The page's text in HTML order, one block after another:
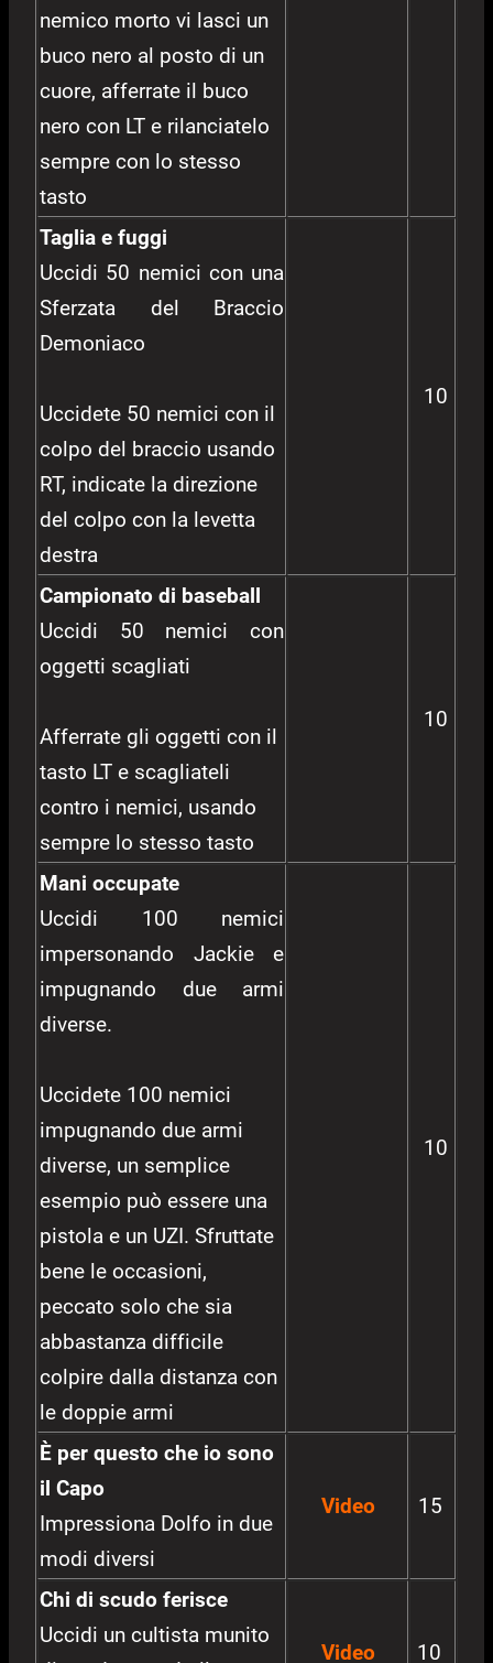
nemico morto vi lasci un
buco nero al posto di un
cuore, afferrate il buco
nero con LT e rilanciatelo
sempre con lo stesso
tasto
Taglia e fuggi
Uccidi 50 nemici con una
Sferzata del Braccio
Demoniaco
Uccidete 50 nemici con il
colpo del braccio usando
RT, indicate la direzione
del colpo con la levetta
destra
10
Campionato di baseball
Uccidi 50 nemici con
oggetti scagliati
Afferrate gli oggetti con il
tasto LT e scagliateli
contro i nemici, usando
sempre lo stesso tasto
10
Mani occupate
Uccidi 100 nemici
impersonando Jackie e
impugnando due armi
diverse.
Uccidete 100 nemici
impugnando due armi
diverse, un semplice
esempio può essere una
pistola e un UZI. Sfruttate
bene le occasioni,
peccato solo che sia
abbastanza difficile
colpire dalla distanza con
le doppie armi
10
È per questo che io sono
il Capo
Impressiona Dolfo in due
modi diversi
Video 15
Chi di scudo ferisce
Uccidi un cultista munito
Video 10